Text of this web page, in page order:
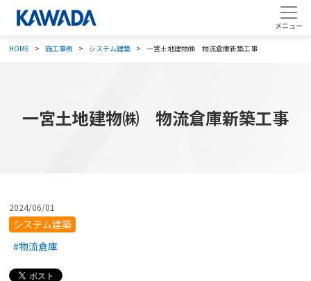
HOME 施工事例 システム建築 一宮土地建物㈱ 物流倉庫新築工事
一宮土地建物㈱ 物流倉庫新築工事
2024/06/01
システム建築
#物流倉庫